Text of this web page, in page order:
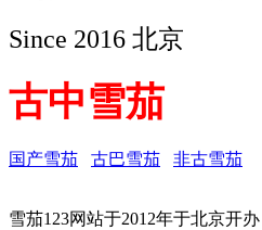
Since 2016 北京
古中雪茄
国产雪茄 古巴雪茄 非古雪茄
雪茄123网站于2012年于北京开